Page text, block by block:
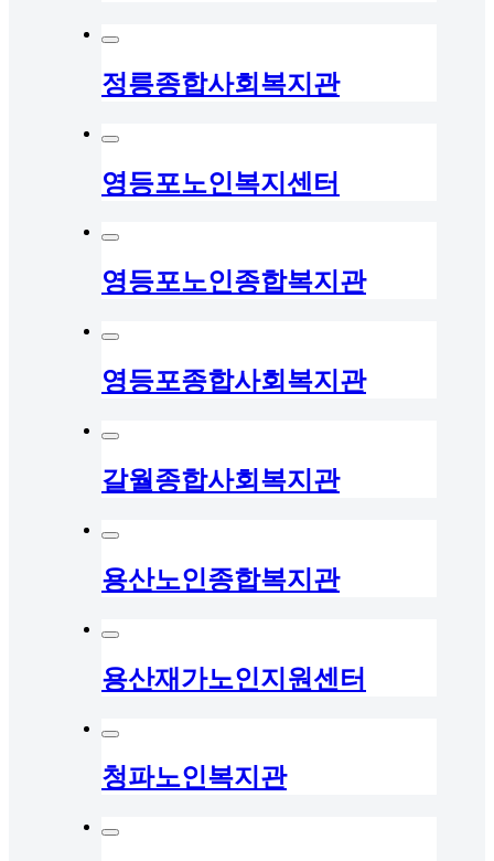
정릉종합사회복지관
영등포노인복지센터
영등포노인종합복지관
영등포종합사회복지관
갈월종합사회복지관
용산노인종합복지관
용산재가노인지원센터
청파노인복지관